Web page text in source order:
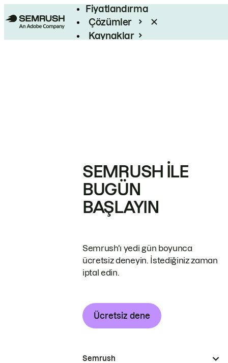
Fiyatlandırma
Çözümler
Kaynaklar
SEMRUSH ILE
BUGÜN
BAŞLAYIN
Semrush'ı yedi gün boyunca
ücretsiz deneyin. İstediğiniz zaman
iptal edin.
Ücretsiz dene
Semrush